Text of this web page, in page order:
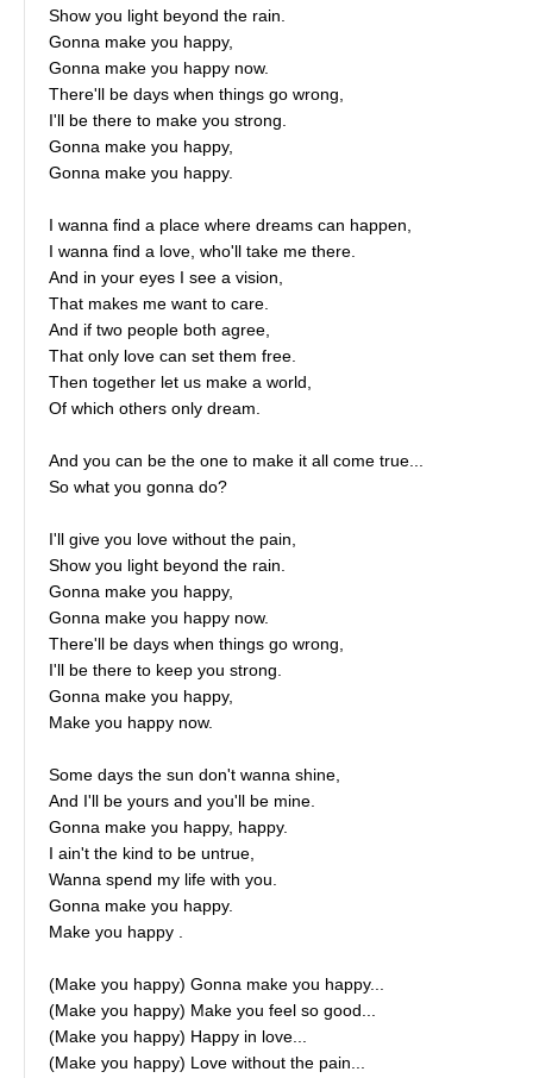
Show you light beyond the rain.
Gonna make you happy,
Gonna make you happy now.
There'll be days when things go wrong,
I'll be there to make you strong.
Gonna make you happy,
Gonna make you happy.
I wanna find a place where dreams can happen,
I wanna find a love, who'll take me there.
And in your eyes I see a vision,
That makes me want to care.
And if two people both agree,
That only love can set them free.
Then together let us make a world,
Of which others only dream.
And you can be the one to make it all come true...
So what you gonna do?
I'll give you love without the pain,
Show you light beyond the rain.
Gonna make you happy,
Gonna make you happy now.
There'll be days when things go wrong,
I'll be there to keep you strong.
Gonna make you happy,
Make you happy now.
Some days the sun don't wanna shine,
And I'll be yours and you'll be mine.
Gonna make you happy, happy.
I ain't the kind to be untrue,
Wanna spend my life with you.
Gonna make you happy.
Make you happy .
(Make you happy) Gonna make you happy...
(Make you happy) Make you feel so good...
(Make you happy) Happy in love...
(Make you happy) Love without the pain...